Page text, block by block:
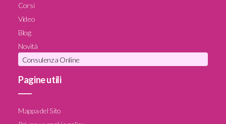
Corsi
Video
Blog
Novità
Consulenza Online
Pagine utili
Mappa del Sito